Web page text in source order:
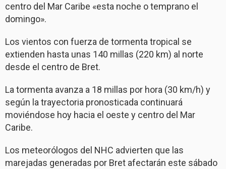
centro del Mar Caribe «esta noche o temprano el
domingo».
Los vientos con fuerza de tormenta tropical se
extienden hasta unas 140 millas (220 km) al norte
desde el centro de Bret.
La tormenta avanza a 18 millas por hora (30 km/h) y
según la trayectoria pronosticada continuará
moviéndose hoy hacia el oeste y centro del Mar
Caribe.
Los meteorólogos del NHC advierten que las
marejadas generadas por Bret afectarán este sábado